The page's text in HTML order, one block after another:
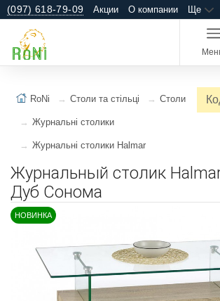
(097) 618-79-09 Акции О компании Ще
RoNi Столи та стільці Столи
Журнальні столики
Журнальні столики Halmar
Журнальный столик
Дуб Сонома
НОВИНКА